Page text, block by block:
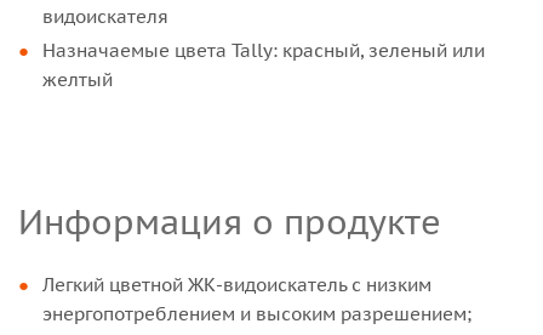
видоискателя
Назначаемые цвета Tally: красный, зеленый или
желтый
Информация о продукте
Легкий цветной ЖК-видоискатель с низким
энергопотреблением и высоким разрешением;